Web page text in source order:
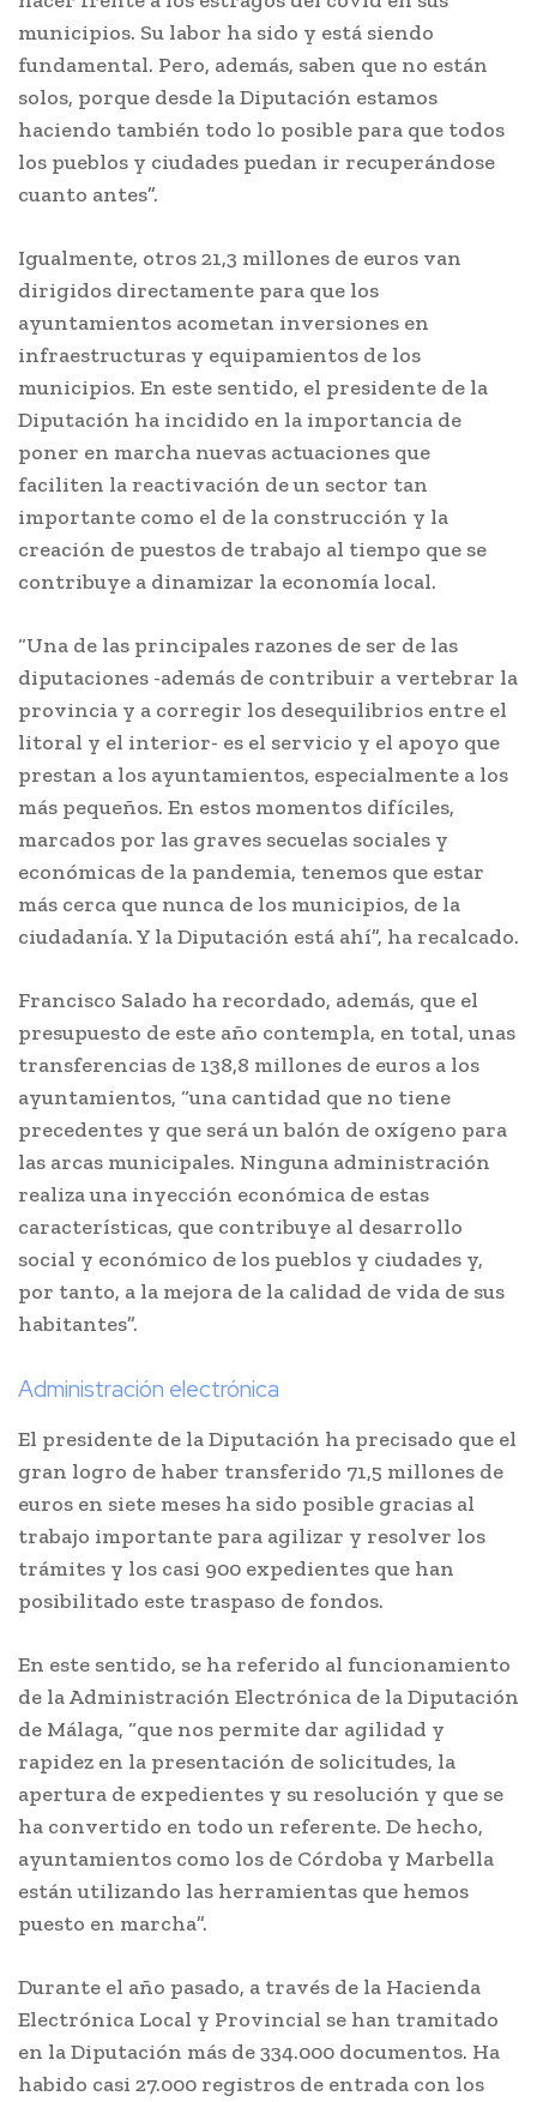
municipios. Su labor ha sido y está siendo
fundamental. Pero, además, saben que no están
solos, porque desde la Diputación estamos
haciendo también todo lo posible para que todos
los pueblos y ciudades puedan ir recuperándose
cuanto antes”.
Igualmente, otros 21,3 millones de euros van
dirigidos directamente para que los
ayuntamientos acometan inversiones en
infraestructuras y equipamientos de los
municipios. En este sentido, el presidente de la
Diputación ha incidido en la importancia de
poner en marcha nuevas actuaciones que
faciliten la reactivación de un sector tan
importante como el de la construcción y la
creación de puestos de trabajo al tiempo que se
contribuye a dinamizar la economía local.
“Una de las principales razones de ser de las
diputaciones -además de contribuir a vertebrar la
provincia y a corregir los desequilibrios entre el
litoral y el interior- es el servicio y el apoyo que
prestan a los ayuntamientos, especialmente a los
más pequeños. En estos momentos difíciles,
marcados por las graves secuelas sociales y
económicas de la pandemia, tenemos que estar
más cerca que nunca de los municipios, de la
ciudadanía. Y la Diputación está ahí”, ha recalcado.
Francisco Salado ha recordado, además, que el
presupuesto de este año contempla, en total, unas
transferencias de 138,8 millones de euros a los
ayuntamientos, “una cantidad que no tiene
precedentes y que será un balón de oxígeno para
las arcas municipales. Ninguna administración
realiza una inyección económica de estas
características, que contribuye al desarrollo
social y económico de los pueblos y ciudades y,
por tanto, a la mejora de la calidad de vida de sus
habitantes”.
Administración electrónica
El presidente de la Diputación ha precisado que el
gran logro de haber transferido 71,5 millones de
euros en siete meses ha sido posible gracias al
trabajo importante para agilizar y resolver los
trámites y los casi 900 expedientes que han
posibilitado este traspaso de fondos.
En este sentido, se ha referido al funcionamiento
de la Administración Electrónica de la Diputación
de Málaga, “que nos permite dar agilidad y
rapidez en la presentación de solicitudes, la
apertura de expedientes y su resolución y que se
ha convertido en todo un referente. De hecho,
ayuntamientos como los de Córdoba y Marbella
están utilizando las herramientas que hemos
puesto en marcha”.
Durante el año pasado, a través de la Hacienda
Electrónica Local y Provincial se han tramitado
en la Diputación más de 334.000 documentos. Ha
habido casi 27.000 registros de entrada con los